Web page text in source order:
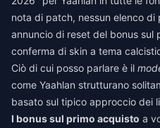
nota di patch, nessun elenco
annuncio di reset del bonus sul
conferma di skin a tema
Ciò di cui posso parlare è il
come Yaahlan strutturano
basato sul tipico approccio dei
I bonus sul primo acquisto a